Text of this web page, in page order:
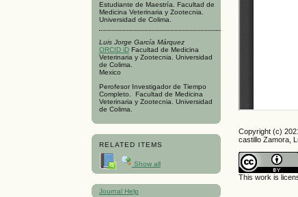
Estudiante de Maestría. Facultad de
Medicina Veterinaria y Zootecnia.
Universidad de Colima.
Luis Jorge García Márquez
ORCID iDFacultad de Medicina
Veterinaria y Zootecnia. Universidad
de Colima.
Mexico
Perofesor Investigador de Tiempo
Completo. Facultad de Medicina
Veterinaria y Zootecnia. Universidad
de Colima.
RELATED ITEMS
Show all
Journal Help
Copyright (c)
castillo Zamora,
This work is